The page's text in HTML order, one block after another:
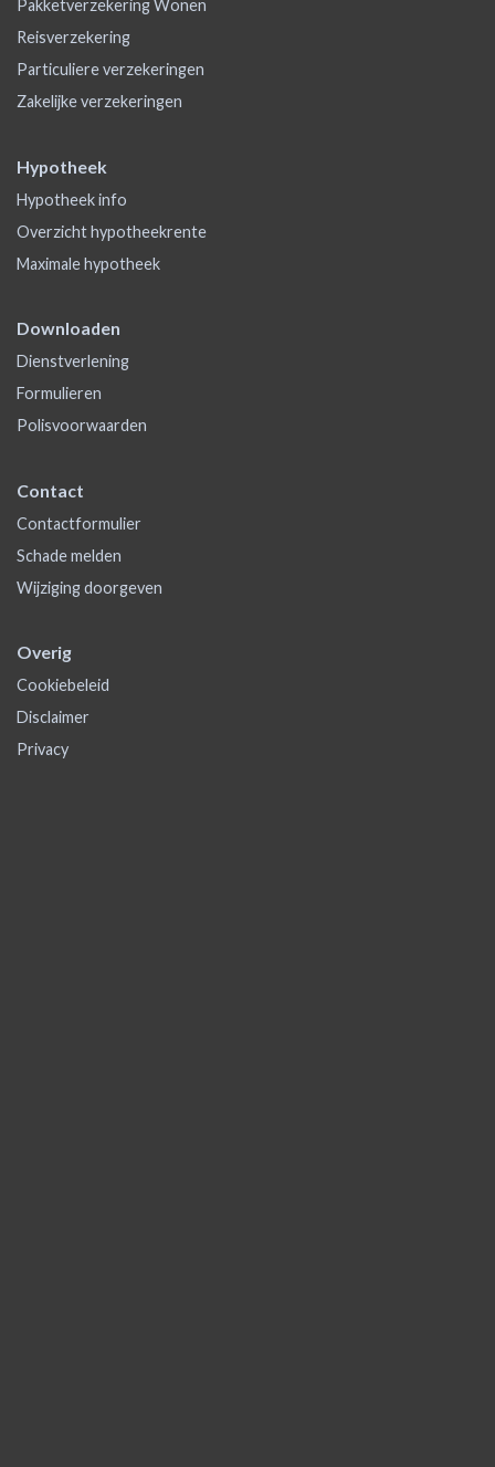
Pakketverzekering Wonen
Reisverzekering
Particuliere verzekeringen
Zakelijke verzekeringen
Hypotheek
Hypotheek info
Overzicht hypotheekrente
Maximale hypotheek
Downloaden
Dienstverlening
Formulieren
Polisvoorwaarden
Contact
Contactformulier
Schade melden
Wijziging doorgeven
Overig
Cookiebeleid
Disclaimer
Privacy